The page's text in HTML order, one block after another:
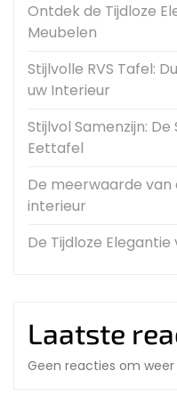
Ontdek de Tijdloze
Meubelen
Stijlvolle RVS Tafel:
uw Interieur
Stijlvol Samenzijn:
Eettafel
De meerwaarde
interieur
De Tijdloze
Laatste
Geen reacties om